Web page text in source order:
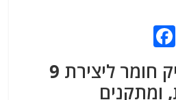
T
c
לאיראן יש מספיק חומר ליצירת 9
ומתקנים